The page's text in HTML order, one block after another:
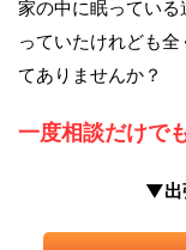
家の中に眠ってい
っていたけれども
てありませんか？
一度相談だけで
▼出